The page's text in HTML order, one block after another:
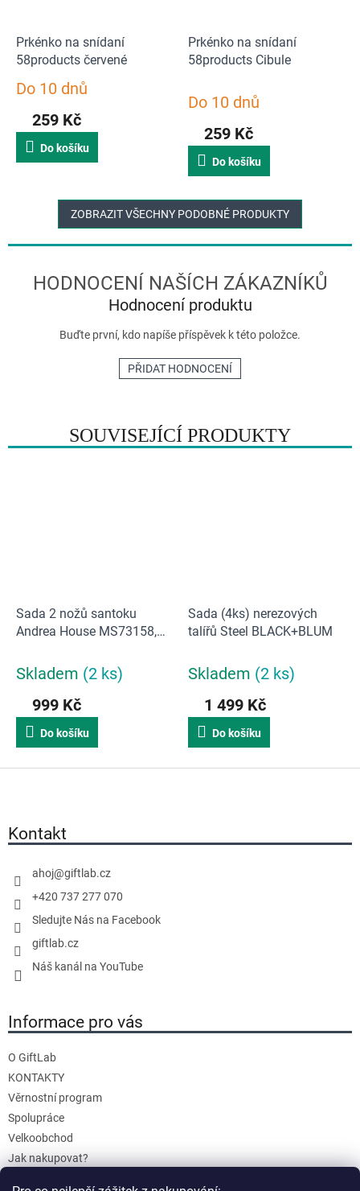
SOUVISEJÍCÍ PRODUKTY
Sada 2 nožů santoku
Andrea House MS73158,
Skladem (2 ks)
999 Kč
Do košíku
Sada (4ks) nerezových
talířů Steel BLACK+BLUM
Skladem (2 ks)
1 499 Kč
Do košíku
Prkénko na snídaní
58products červené
Průměrné
produktu
5,0
hvězdiček.
Do 10 dnů
259 Kč
Do košíku
Prkénko na snídaní
58products Cibule
Do 10 dnů
259 Kč
Do košíku
ZOBRAZIT VŠECHNY PODOBNÉ PRODUKTY
Hodnocení produktu
Buďte první, kdo napíše příspěvek k této položce.
PŘIDAT HODNOCENÍ
Kontakt
ahoj@giftlab.cz
+420 737 277 070
Sledujte Nás na Facebook
giftlab.cz
Náš kanál na YouTube
Informace pro vás
O GiftLab
KONTAKTY
Věrnostní program
Spolupráce
Velkoobchod
Jak nakupovat?